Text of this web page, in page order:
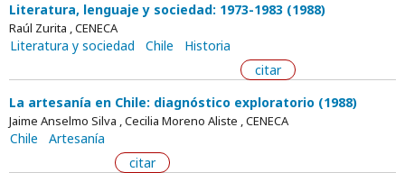
Literatura, lenguaje y sociedad: 1973-1983 (1988)
Raúl Zurita , CENECA
Literatura y sociedad Chile
Historia
citar
La artesanía en Chile: diagnóstico exploratorio (1988)
Jaime Anselmo Silva , Cecilia Moreno Aliste , CENECA
Chile
Artesanía
citar